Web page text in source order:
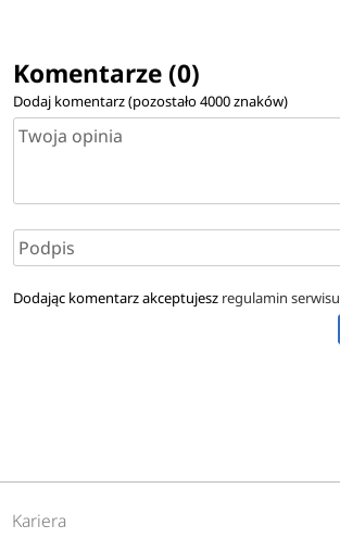
Komentarze (0)
Dodaj komentarz (pozostało4000znaków)
Dodając komentarz akceptujesz regulamin serwisu
Kariera